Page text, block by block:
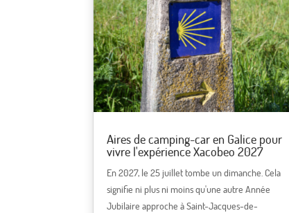
Aires de camping-car en Galice pour
vivre l'expérience Xacobeo 2027
En 2027, le 25 juillet tombe un dimanche. Cela
signifie ni plus ni moins qu'une autre Année
Jubilaire approche à Saint-Jacques-de-